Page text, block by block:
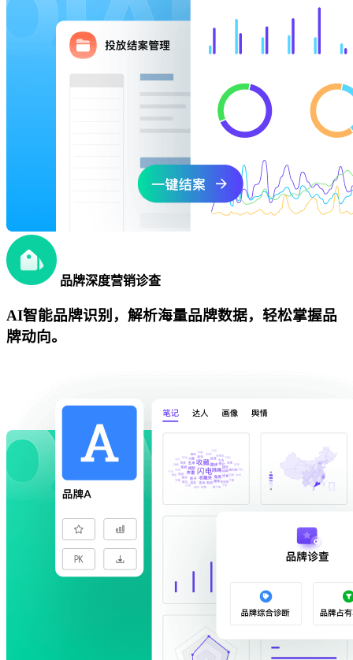
品牌深度营销诊查
AI智能品牌识别，解析海量品牌数据，轻松掌握品
牌动向。